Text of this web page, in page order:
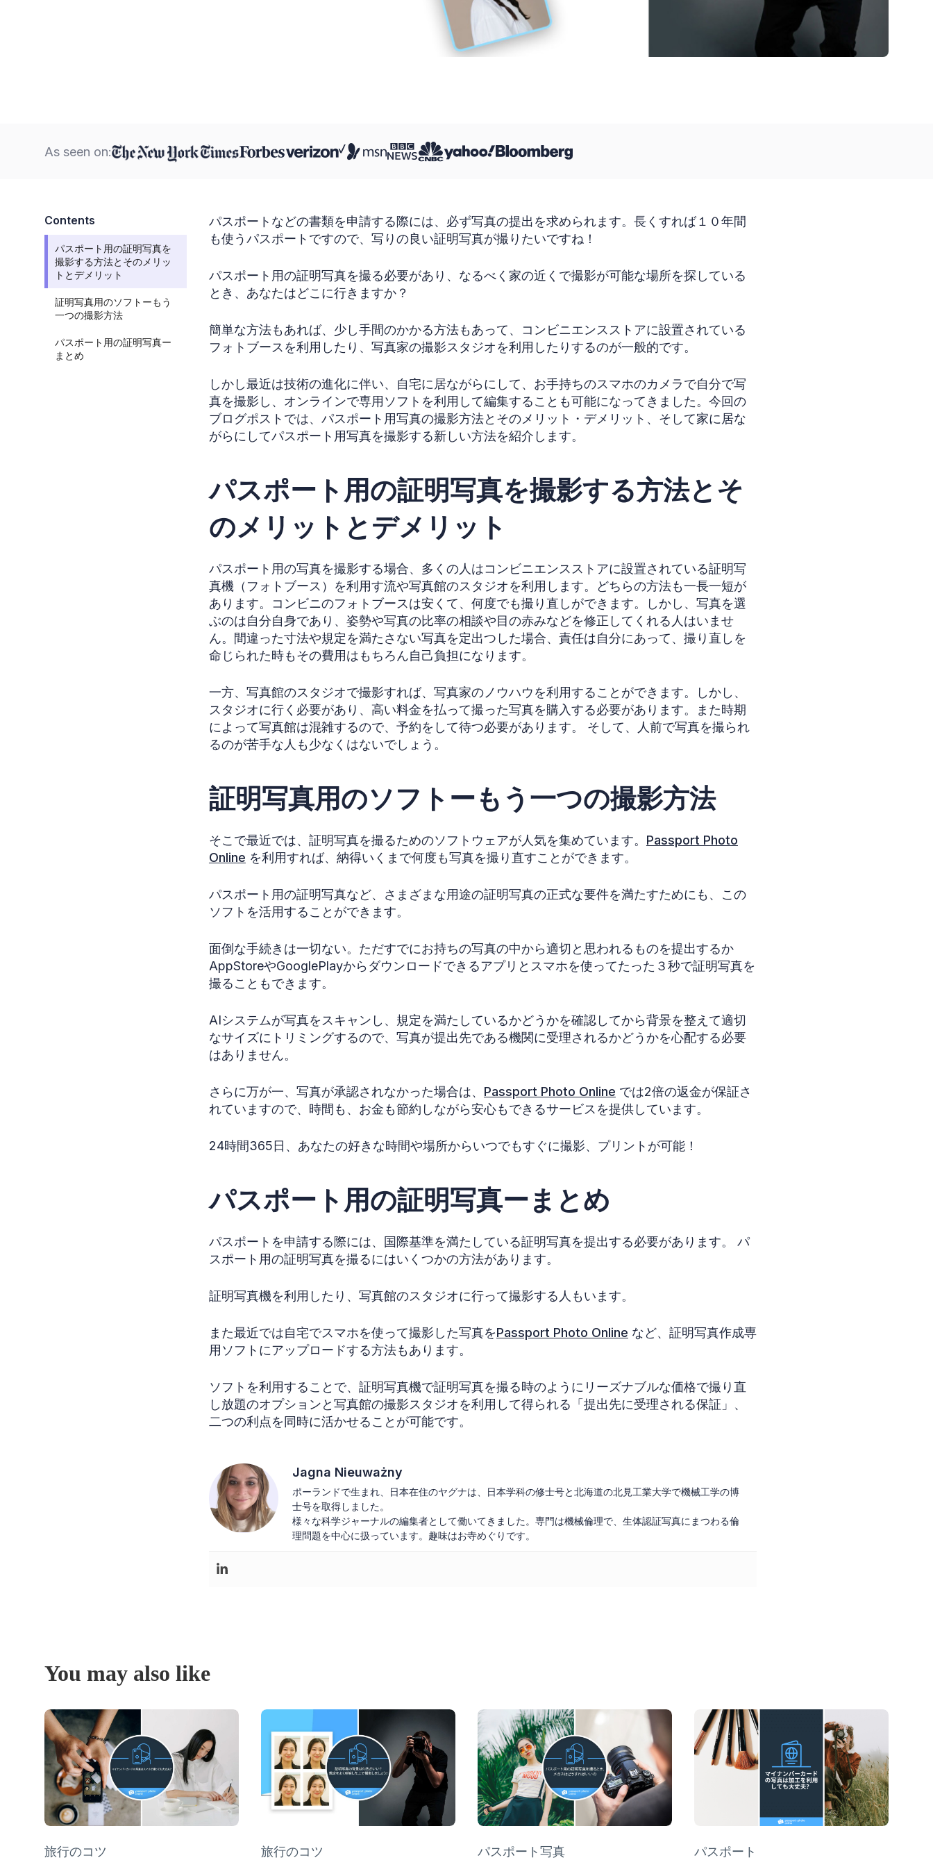
As seen on:
Contents
パスポート用の証明写真を
撮影する方法とそのメリッ
トとデメリット
証明写真用のソフトーもう
一つの撮影方法
パスポート用の証明写真ー
まとめ
パスポートなどの書類を申請する際には、必ず写真の提出を求められます。長くすれば１０年間
も使うパスポートですので、写りの良い証明写真が撮りたいですね！
パスポート用の証明写真を撮る必要があり、なるべく家の近くで撮影が可能な場所を探している
とき、あなたはどこに行きますか？
簡単な方法もあれば、少し手間のかかる方法もあって、コンビニエンスストアに設置されている
フォトブースを利用したり、写真家の撮影スタジオを利用したりするのが一般的です。
しかし最近は技術の進化に伴い、自宅に居ながらにして、お手持ちのスマホのカメラで自分で写
真を撮影し、オンラインで専用ソフトを利用して編集することも可能になってきました。今回の
ブログポストでは、パスポート用写真の撮影方法とそのメリット・デメリット、そして家に居な
がらにしてパスポート用写真を撮影する新しい方法を紹介します。
パスポート用の証明写真を撮影する方法とそ
のメリットとデメリット
パスポート用の写真を撮影する場合、多くの人はコンビニエンスストアに設置されている証明写
真機（フォトブース）を利用す流や写真館のスタジオを利用します。どちらの方法も一長一短が
あります。コンビニのフォトブースは安くて、何度でも撮り直しができます。しかし、写真を選
ぶのは自分自身であり、姿勢や写真の比率の相談や目の赤みなどを修正してくれる人はいませ
ん。間違った寸法や規定を満たさない写真を定出つした場合、責任は自分にあって、撮り直しを
命じられた時もその費用はもちろん自己負担になります。
一方、写真館のスタジオで撮影すれば、写真家のノウハウを利用することができます。しかし、
スタジオに行く必要があり、高い料金を払って撮った写真を購入する必要があります。また時期
によって写真館は混雑するので、予約をして待つ必要があります。 そして、人前で写真を撮られ
るのが苦手な人も少なくはないでしょう。
証明写真用のソフトーもう一つの撮影方法
そこで最近では、証明写真を撮るためのソフトウェアが人気を集めています。 Passport Photo
Online を利用すれば、納得いくまで何度も写真を撮り直すことができます。
パスポート用の証明写真など、さまざまな用途の証明写真の正式な要件を満たすためにも、この
ソフトを活用することができます。
面倒な手続きは一切ない。ただすでにお持ちの写真の中から適切と思われるものを提出するか
AppStoreやGooglePlayからダウンロードできるアプリとスマホを使ってたった３秒で証明写真を
撮ることもできます。
AIシステムが写真をスキャンし、規定を満たしているかどうかを確認してから背景を整えて適切
なサイズにトリミングするので、写真が提出先である機関に受理されるかどうかを心配する必要
はありません。
さらに万が一、写真が承認されなかった場合は、 Passport Photo Online では2倍の返金が保証さ
れていますので、時間も、お金も節約しながら安心もできるサービスを提供しています。
24時間365日、あなたの好きな時間や場所からいつでもすぐに撮影、プリントが可能！
パスポート用の証明写真ーまとめ
パスポートを申請する際には、国際基準を満たしている証明写真を提出する必要があります。 パ
スポート用の証明写真を撮るにはいくつかの方法があります。
証明写真機を利用したり、写真館のスタジオに行って撮影する人もいます。
また最近では自宅でスマホを使って撮影した写真をPassport Photo Online など、証明写真作成専
用ソフトにアップロードする方法もあります。
ソフトを利用することで、証明写真機で証明写真を撮る時のようにリーズナブルな価格で撮り直
し放題のオプションと写真館の撮影スタジオを利用して得られる「提出先に受理される保証」、
二つの利点を同時に活かせることが可能です。
Jagna Nieuważny
ポーランドで生まれ、日本在住のヤグナは、日本学科の修士号と北海道の北見工業大学で機械工学の博
士号を取得しました。
様々な科学ジャーナルの編集者として働いてきました。専門は機械倫理で、生体認証写真にまつわる倫
理問題を中心に扱っています。趣味はお寺めぐりです。
You may also like
Category
旅行のコツ Category
旅行のコツ Category
パスポート写真 Category
パスポート